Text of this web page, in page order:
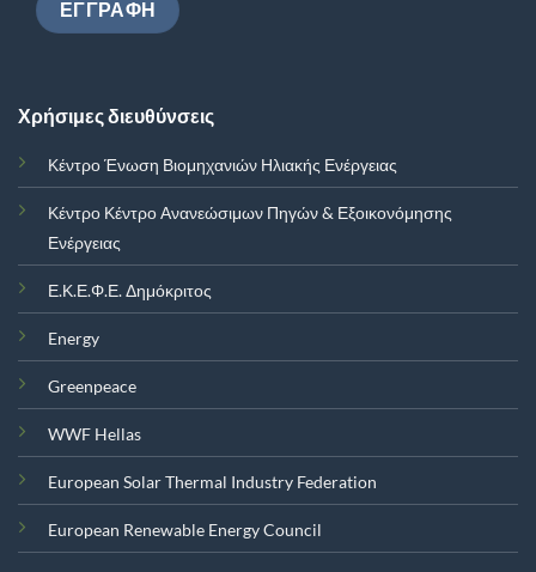
Χρήσιμες διευθύνσεις
Κέντρο Ένωση Βιομηχανιών Ηλιακής Ενέργειας
Κέντρο Κέντρο Ανανεώσιμων Πηγών & Εξοικονόμησης
Ενέργειας
Ε.Κ.Ε.Φ.Ε. Δημόκριτος
Energy
Greenpeace
WWF Hellas
European Solar Thermal Industry Federation
European Renewable Energy Council